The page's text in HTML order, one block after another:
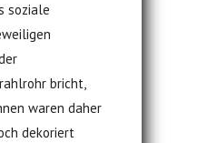
soziale
bricht,
waren daher
dekoriert